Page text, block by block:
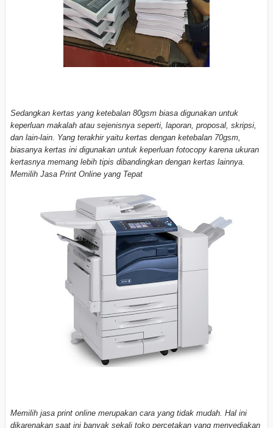
Sedangkan kertas yang ketebalan 80gsm biasa digunakan untuk
keperluan makalah atau sejenisnya seperti, laporan, proposal, skripsi,
dan lain-lain. Yang terakhir yaitu kertas dengan ketebalan 70gsm,
biasanya kertas ini digunakan untuk keperluan fotocopy karena ukuran
kertasnya memang lebih tipis dibandingkan dengan kertas lainnya.
Memilih Jasa Print Online yang Tepat
Memilih jasa print online merupakan cara yang tidak mudah. Hal ini
dikarenakan saat ini banyak sekali toko percetakan yang menyediakan